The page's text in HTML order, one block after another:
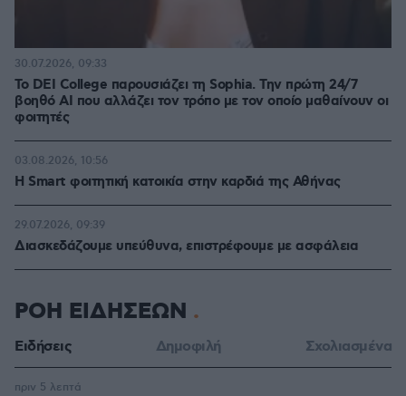
Το DEI College παρουσιάζει τη Sophia. Την πρώτη 24/7
βοηθό AI που αλλάζει τον τρόπο με τον οποίο μαθαίνουν οι
φοιτητές
30.07.2026, 09:33
Η Smart φοιτητική κατοικία στην καρδιά της Αθήνας
03.08.2026, 10:56
Διασκεδάζουμε υπεύθυνα, επιστρέφουμε με ασφάλεια
29.07.2026, 09:39
ΡΟΗ ΕΙΔΗΣΕΩΝ
Ειδήσεις Δημοφιλή Σχολιασμένα
πριν 5 λεπτά